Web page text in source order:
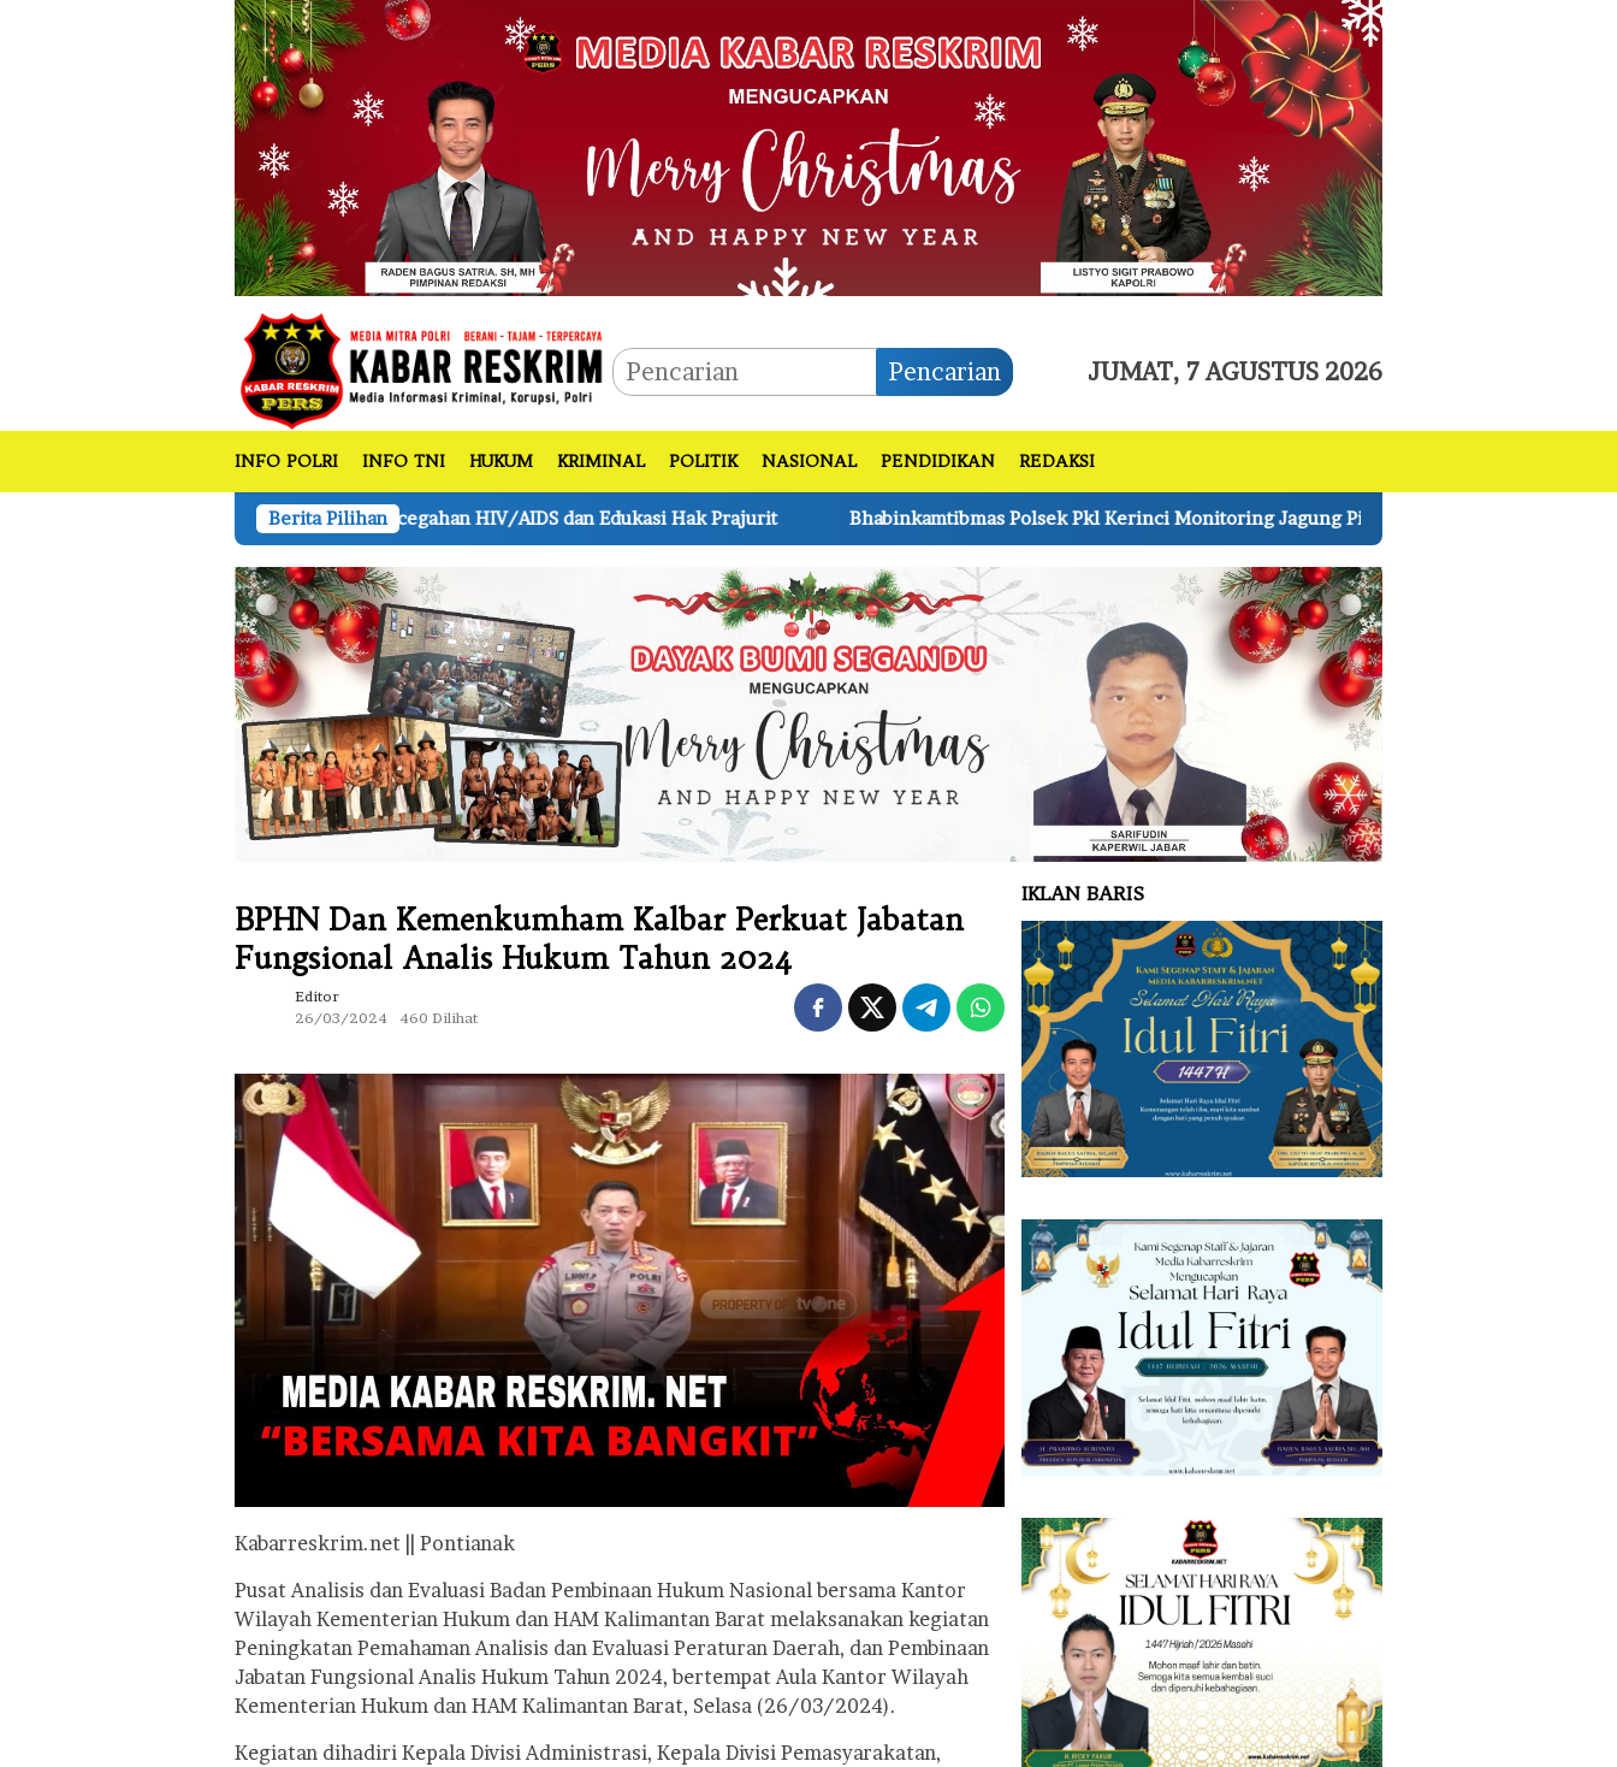
Pencarian JUMAT, 7 AGUSTUS 2026
INFO POLRI INFO TNI HUKUM KRIMINAL POLITIK NASIONAL PENDIDIKAN REDAKSI
Berita Pilihan
Sosialisasi Pencegahan HIV/AIDS dan Edukasi Hak Prajurit Bhabinkamtibmas Polsek Pkl Kerinci Monitoring Jagung Pipil 1 Ha di Lahan Asta Cita Kelompok Tani Makmur Jaya
BPHN Dan Kemenkumham Kalbar Perkuat Jabatan
Fungsional Analis Hukum Tahun 2024
Editor
26/03/2024
460 Dilihat
Kabarreskrim.net || Pontianak
Pusat Analisis dan Evaluasi Badan Pembinaan Hukum Nasional bersama Kantor
Wilayah Kementerian Hukum dan HAM Kalimantan Barat melaksanakan kegiatan
Peningkatan Pemahaman Analisis dan Evaluasi Peraturan Daerah, dan Pembinaan
Jabatan Fungsional Analis Hukum Tahun 2024, bertempat Aula Kantor Wilayah
Kementerian Hukum dan HAM Kalimantan Barat, Selasa (26/03/2024).
Kegiatan dihadiri Kepala Divisi Administrasi, Kepala Divisi Pemasyarakatan,
IKLAN BARIS